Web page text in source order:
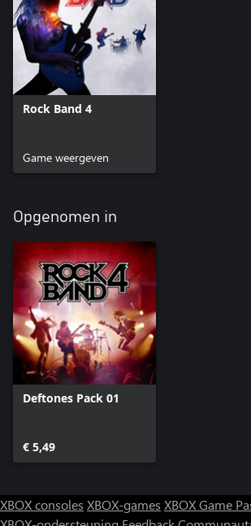
Rock Band 4
Game weergeven
Opgenomen in
Deftones Pack 01
€ 5,49
XBOX consoles XBOX-games XBOX Game